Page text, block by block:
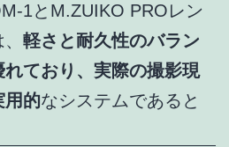
1とM.ZUIKO PROレン
軽さと耐久性のバラン
ており、実際の撮影現
用的なシステムであると